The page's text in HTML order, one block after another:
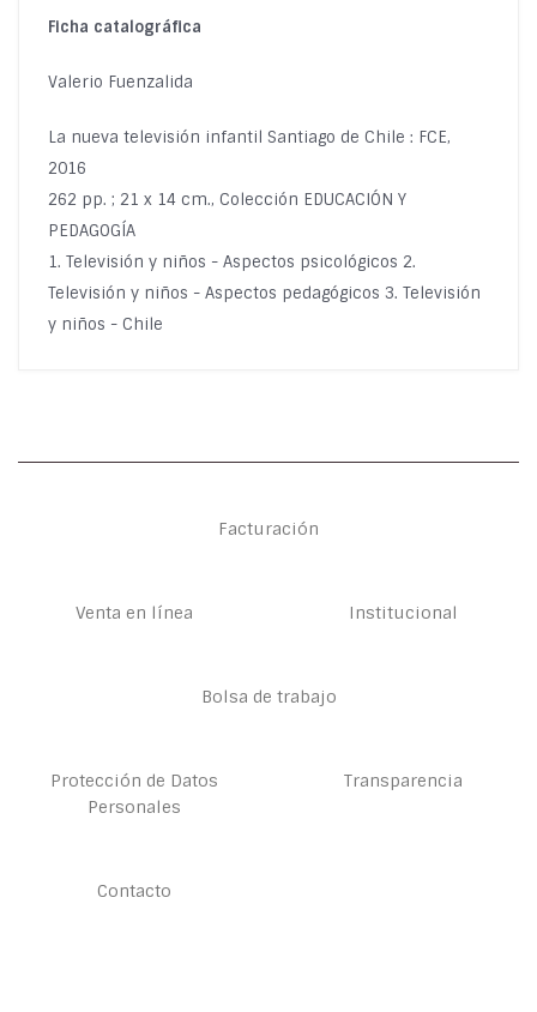
Ficha catalográfica
Valerio Fuenzalida
La nueva televisión infantil Santiago de Chile : FCE,
2016
262 pp. ; 21 x 14 cm., Colección EDUCACIÓN Y
PEDAGOGÍA
1. Televisión y niños - Aspectos psicológicos 2.
Televisión y niños - Aspectos pedagógicos 3. Televisión
y niños - Chile
Facturación
Venta en línea Institucional
Bolsa de trabajo
Protección de Datos
Personales
Transparencia
Contacto